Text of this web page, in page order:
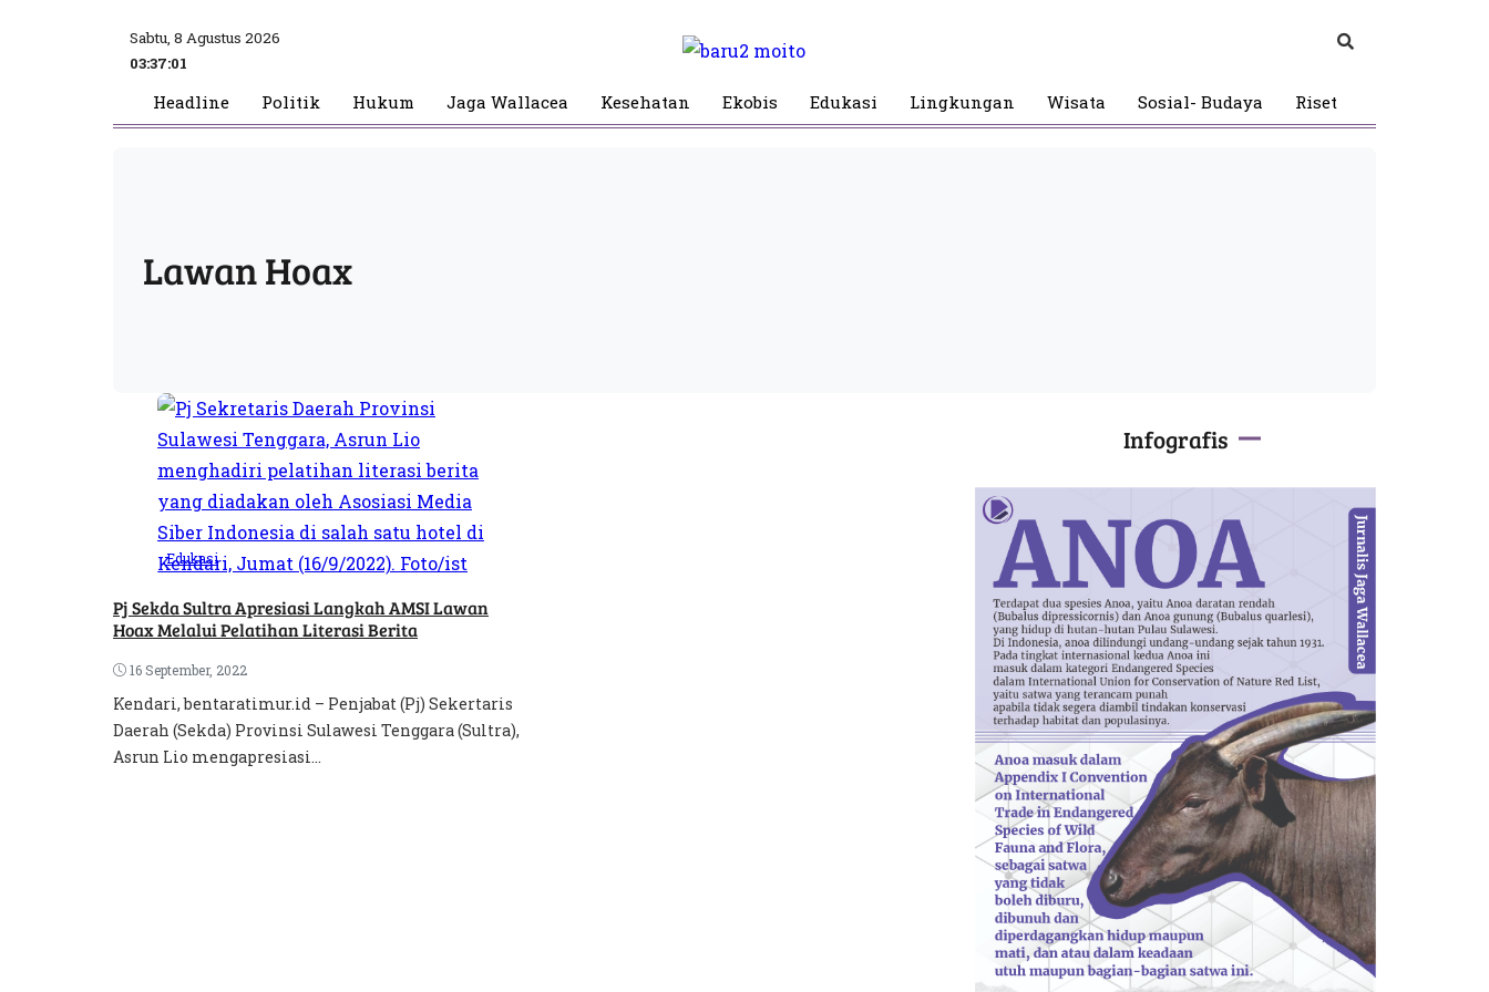
Sabtu, 8 Agustus 2026
03:37:02
Headline Politik Hukum Jaga Wallacea Kesehatan Ekobis Edukasi Lingkungan Wisata Sosial- Budaya Riset
Lawan Hoax
Edukasi
Pj Sekda Sultra Apresiasi Langkah AMSI Lawan
Hoax Melalui Pelatihan Literasi Berita
16 September, 2022
Kendari, bentaratimur.id – Penjabat (Pj) Sekertaris
Daerah (Sekda) Provinsi Sulawesi Tenggara (Sultra),
Asrun Lio mengapresiasi...
Infografis